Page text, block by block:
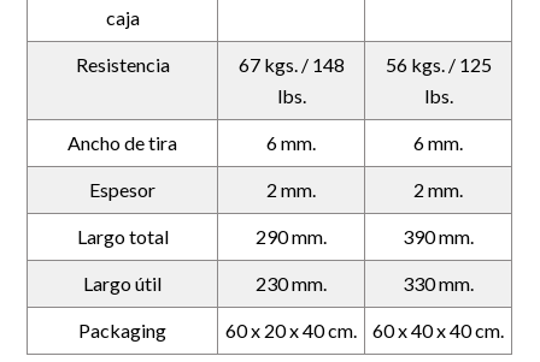
caja
Resistencia
67 kgs. / 148
lbs.
56 kgs. / 125
lbs.
Ancho de tira 6 mm. 6 mm.
Espesor 2 mm. 2 mm.
Largo total 290 mm. 390 mm.
Largo útil 230 mm. 330 mm.
Packaging 60 x 20 x 40 cm. 60 x 40 x 40 cm.